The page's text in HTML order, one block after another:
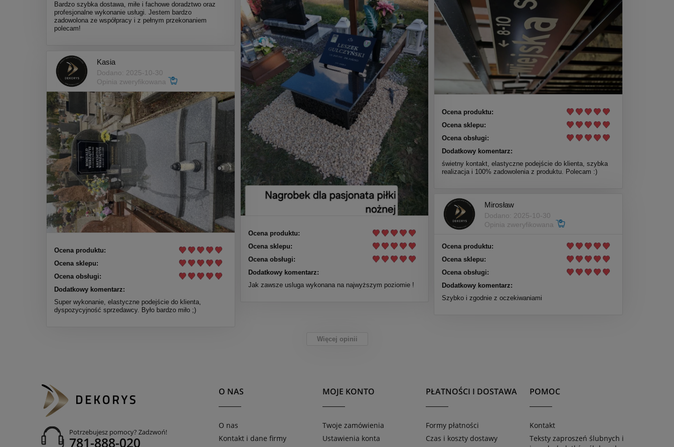
Bardzo szybka dostawa, miłe i fachowe doradztwo oraz
profesjonalne wykonanie usługi. Jestem bardzo
zadowolona ze współpracy i z pełnym przekonaniem
polecam!
Ocena produktu:
Ocena sklepu:
Ocena obsługi:
Dodatkowy komentarz:
świetny kontakt, elastyczne podejście do klienta, szybka
realizacja i 100% zadowolenia z produktu. Polecam :)
Ocena produktu:
Ocena sklepu:
Ocena obsługi:
Dodatkowy komentarz:
Jak zawsze usluga wykonana na najwyższym poziomie !
Kasia
Dodano: 2025-10-30
Opinia zweryfikowana
Ocena produktu:
Ocena sklepu:
Ocena obsługi:
Dodatkowy komentarz:
Super wykonanie, elastyczne podejście do klienta,
dyspozycyjność sprzedawcy. Było bardzo miło ;)
Mirosław
Dodano: 2025-10-30
Opinia zweryfikowana
Ocena produktu:
Ocena sklepu:
Ocena obsługi:
Dodatkowy komentarz:
Szybko i zgodnie z oczekiwaniami
Więcej opinii
Potrzebujesz pomocy? Zadzwoń!
781-888-020
O NAS
O nas
Kontakt i dane firmy
MOJE KONTO
Twoje zamówienia
Ustawienia konta
PŁATNOŚCI I DOSTAWA
Formy płatności
Czas i koszty dostawy
POMOC
Kontakt
Teksty zaproszeń ślubnych i